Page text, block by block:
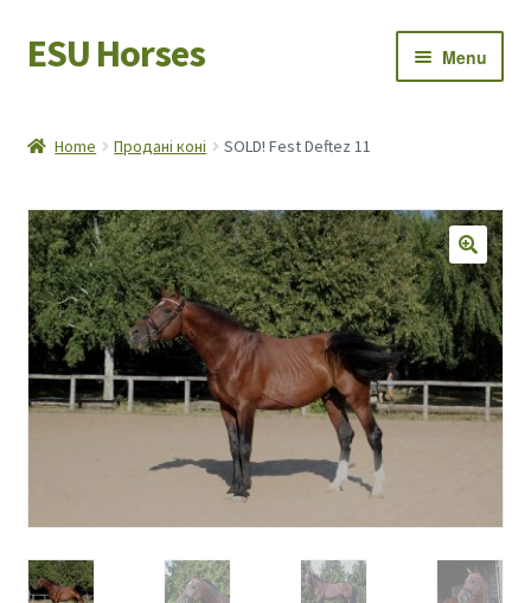
Skip
to
Skip
to
ESU Horses Menu
Save Horses
My account
Home Продані коні SOLD! Fest Deftez 11
SALE!